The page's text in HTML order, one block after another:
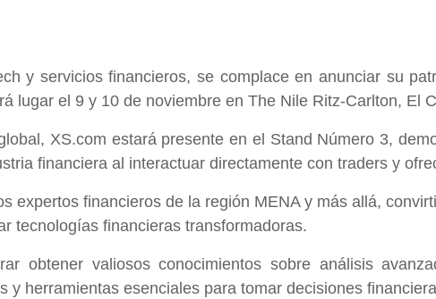
y servicios financieros, se complace en anunciar su
lugar el 9 y 10 de noviembre en The Nile Ritz-Carlton, El
XS.com estará presente en el Stand Número 3,
financiera al interactuar directamente con traders y
expertos financieros de la región MENA y más allá,
tecnologías financieras transformadoras.
obtener valiosos conocimientos sobre análisis
y herramientas esenciales para tomar decisiones